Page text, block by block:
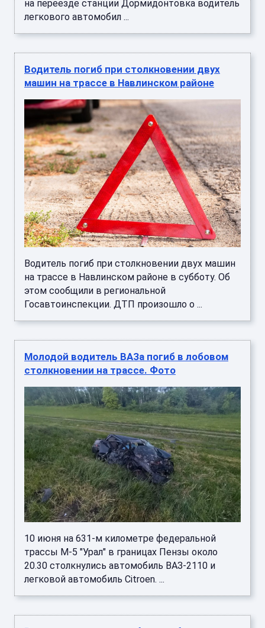
на переезде станции Дормидонтовка водитель
легкового автомобил ...
Водитель погиб при столкновении двух
машин на трассе в Навлинском районе
Водитель погиб при столкновении двух машин
на трассе в Навлинском районе в субботу. Об
этом сообщили в региональной
Госавтоинспекции. ДТП произошло о ...
Молодой водитель ВАЗа погиб в лобовом
столкновении на трассе. Фото
10 июня на 631-м километре федеральной
трассы М-5 "Урал" в границах Пензы около
20.30 столкнулись автомобиль ВАЗ-2110 и
легковой автомобиль Citroen. ...